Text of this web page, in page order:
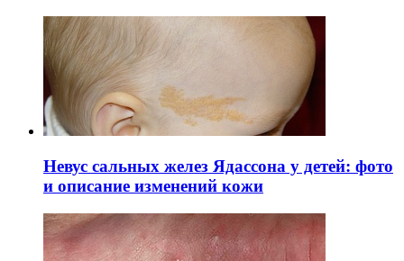
Невус сальных желез Ядассона у детей: фото
и описание изменений кожи